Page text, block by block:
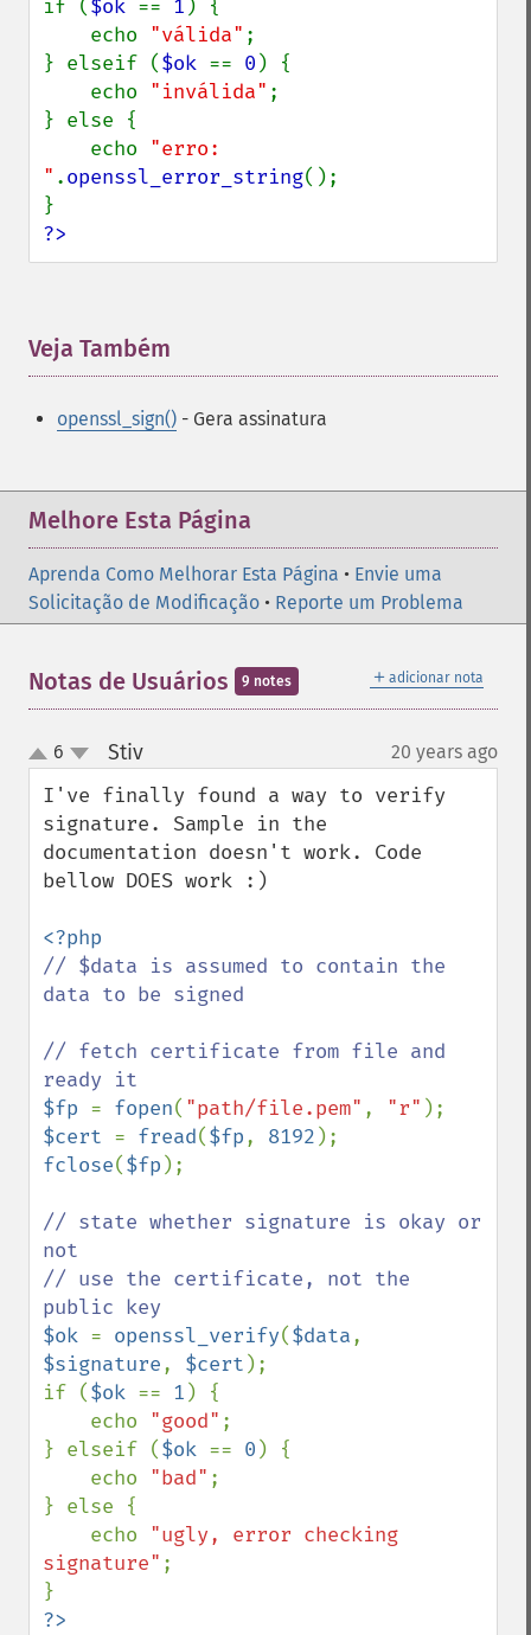
if ( $ok == 1 ) {
    echo
"válida" ;
} elseif ($ok == 0 ) {
    echo
"inválida" ;
} else {
    echo
"erro:
" .openssl_error_string();
?>
Veja Também
openssl_sign() - Gera assinatura
Melhore Esta Página
Aprenda Como Melhorar Esta Página • Envie uma
Solicitação de Modificação • Reporte um Problema
＋ adicionar nota
Notas de Usuários 9 notes
up
down
6 Stiv¶ 20 years ago
I've finally found a way to verify
signature. Sample in the
documentation doesn't work. Code
bellow DOES work :)
// $data is assumed to contain the
data to be signed
// fetch certificate from file and
$fp = fopen( "path/file.pem" , "r"
$cert = fread($fp, 8192
fclose($fp );
// state whether signature is okay or
not
// use the certificate, not the
$ok = openssl_verify($data
$signature, $cert );
if ($ok == 1 ) {
    echo
"good" ;
} elseif ($ok == 0 ) {
    echo
"bad" ;
} else {
    echo
"ugly, error checking
signature" ;
?>